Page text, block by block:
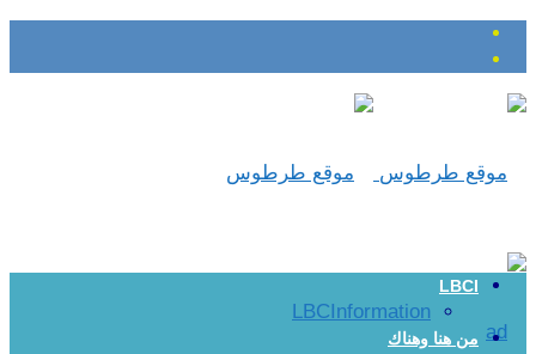
LBCI
LBCInformation
من هنا وهناك